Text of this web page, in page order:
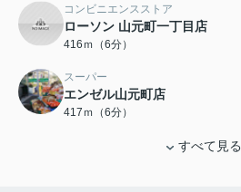
コンビニエンスストア
ローソン 山元町一丁目店
416ｍ（6分）
スーパー
エンゼル山元町店
417ｍ（6分）
すべて見る